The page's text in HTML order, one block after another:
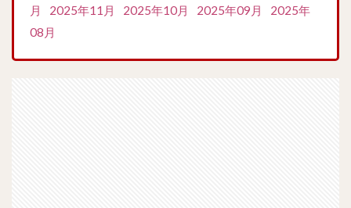
月
2025年11月 2025年10月 2025年09月
2025年
08月